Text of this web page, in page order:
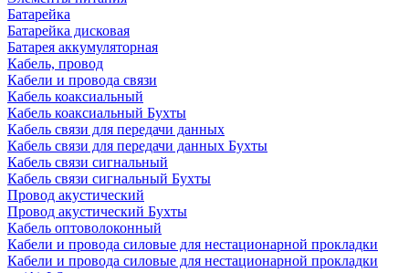
Батарейка
Батарейка дисковая
Батарея аккумуляторная
Кабель, провод
Кабели и провода связи
Кабель коаксиальный
Кабель коаксиальный Бухты
Кабель связи для передачи данных
Кабель связи для передачи данных Бухты
Кабель связи сигнальный
Кабель связи сигнальный Бухты
Провод акустический
Провод акустический Бухты
Кабель оптоволоконный
Кабели и провода силовые для нестационарной прокладки
Кабели и провода силовые для нестационарной прокладки